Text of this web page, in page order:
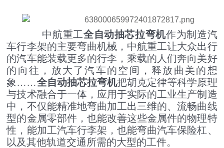
大型卷板机厂家供应 四辊液压卷板设备
中航重工全自动抽芯拉弯机作为制造汽
车行李架的主要弯曲机械，中航重工让大众出行
的汽车能装载更多的行李，乘载的人们奔向美好
的向往，放大了汽车的空间，释放曲美的想
象……全自动抽芯拉弯机把胡克定律等科学原理
与技术融合于一体，应用于实际的工业生产制造
中，不仅能精准地弯曲加工出三维的、流畅曲线
型的金属零部件，也能改善这些金属件的物理特
性，能加工汽车行李架，也能弯曲汽车保险杠、
以及其他轨道交通所需的大型的工件。